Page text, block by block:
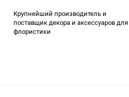
Крупнейший производитель и
поставщик декора и аксессуаров для
флористики